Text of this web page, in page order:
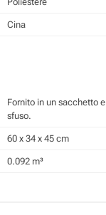
Cina
Fornito in un sacchetto e
sfuso.
60 x 34 x 45 cm
0.092 m³